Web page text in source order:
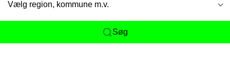
Vælg region, kommune m.v.
Søg